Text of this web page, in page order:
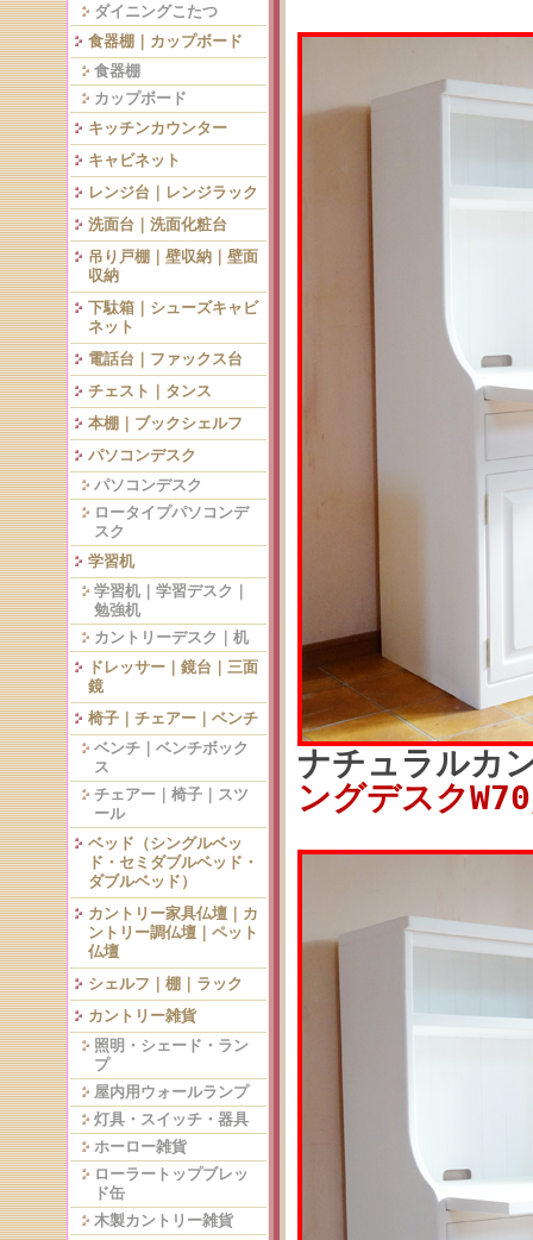
ダイニングこたつ
食器棚｜カップボード
食器棚
カップボード
キッチンカウンター
キャビネット
レンジ台｜レンジラック
洗面台｜洗面化粧台
吊り戸棚｜壁収納｜壁面
収納
下駄箱｜シューズキャビ
ネット
電話台｜ファックス台
チェスト｜タンス
本棚｜ブックシェルフ
パソコンデスク
パソコンデスク
ロータイプパソコンデ
スク
学習机
学習机｜学習デスク｜
勉強机
カントリーデスク｜机
ドレッサー｜鏡台｜三面
鏡
椅子｜チェアー｜ベンチ
ベンチ｜ベンチボック
ス
チェアー｜椅子｜スツ
ール
ベッド（シングルベッ
ド・セミダブルベッド・
ダブルベッド）
カントリー家具仏壇｜カ
ントリー調仏壇｜ペット
仏壇
シェルフ｜棚｜ラック
カントリー雑貨
照明・シェード・ラン
プ
屋内用ウォールランプ
灯具・スイッチ・器具
ホーロー雑貨
ローラートップブレッ
ド缶
木製カントリー雑貨
ナチュラルカ
ングデスク